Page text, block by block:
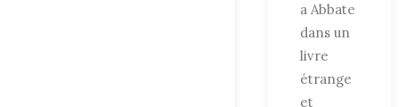
a Abbate
dans un
livre
étrange
et